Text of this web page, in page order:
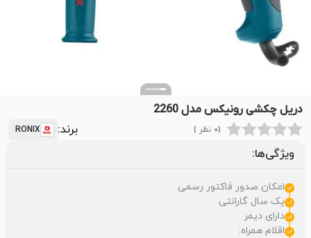
دریل چکشی رونیکس مدل 2260
(0 نظر ) برند: RONIX
ویژگی‌ها:
امکان صدور فاکتور رسمی
یک سال گارانتی
دارای دیمر
اقلام همراه: